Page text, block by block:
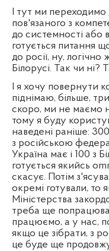
І тут ми
пов'язаного з
до системності або
готується питання
до росії, ну,
Білорусі. Так чи ні?
І я хочу повернути
піднімаю, більше,
скоро, ми не маємо
тому я буду
наведені раніше:
з російською
Україна має і 100 з
готується якийсь
скасує. Потім
окремі готували, то
Міністерства
треба ще
працюємо, а у нас,
якщо це зібрати, з
це буде ще